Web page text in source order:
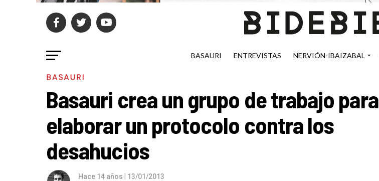
BASAURI ENTREVISTAS NERVIÓN-IBAIZABAL
BASAURI
Basauri crea un grupo de trabajo para
elaborar un protocolo contra los
desahucios
Hace 14 años | 13/01/2013